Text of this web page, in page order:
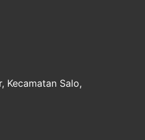
Kecamatan Salo,